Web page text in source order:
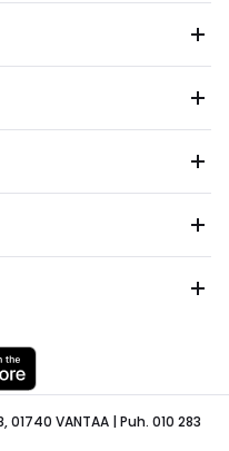
VANTAA | Puh. 010 283